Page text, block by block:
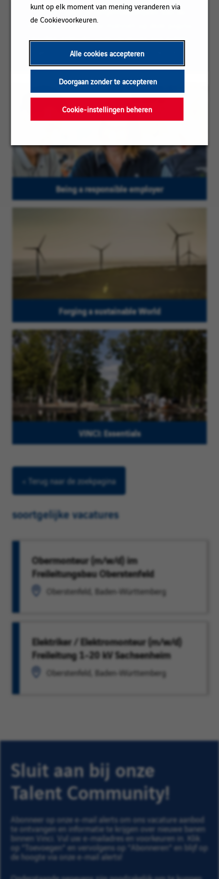
kunt op elk moment van mening veranderen via
de Cookievoorkeuren.
Alle cookies accepteren
Doorgaan zonder te accepteren
Cookie-instellingen beheren
Om het lezen te vergemakkelijken kan de
meervoudsvorm voor mannen op deze pagina
worden gebruikt; onze vacatures zijn echter
gericht op personen van alle geslachten
Being a responsible employer
Forging a sustainable World
VINCI: Essentials
< Terug naar de zoekpagina
soortgelijke vacatures
Obermonteur (m/w/d) im
Freileitungsbau Oberstenfeld
Oberstenfeld, Baden-Württemberg
Elektriker / Elektromonteur (m/w/d)
Freileitung 1-20 kV Sachsenheim
Oberstenfeld, Baden-Württemberg
Sluit aan bij onze
Talent Community!
Abonneer op onze e-mail alerts om ons vacature aanbod
te ontvangen en informatie te krijgen over nieuwe banen
binnen Vinci. Vul uw e-mailadres en voorkeuren in. Klik
op "Toevoegen" en vervolgens op "Abonneren" en blijf op
de hoogte via onze e-mail alerts!